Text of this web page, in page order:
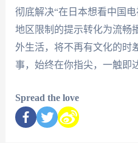
彻底解决“在日本想看中国
地区限制的提示转化为流畅
外生活，将不再有文化的时
事，始终在你指尖，一触即
Spread the love